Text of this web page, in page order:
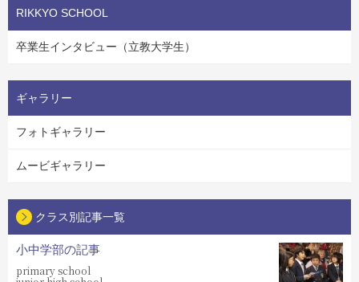
RIKKYO SCHOOL
卒業生インタビュー（立教大学生）
ギャラリー
フォトギャラリー
ムービギャラリー
クラス別記事一覧
小中学部の記事
primary school